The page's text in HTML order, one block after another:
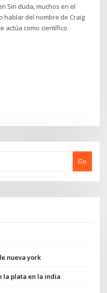
Sin duda, muchos en el
hablar del nombre de Craig
actúa como científico
Go
nueva york
la plata en la india